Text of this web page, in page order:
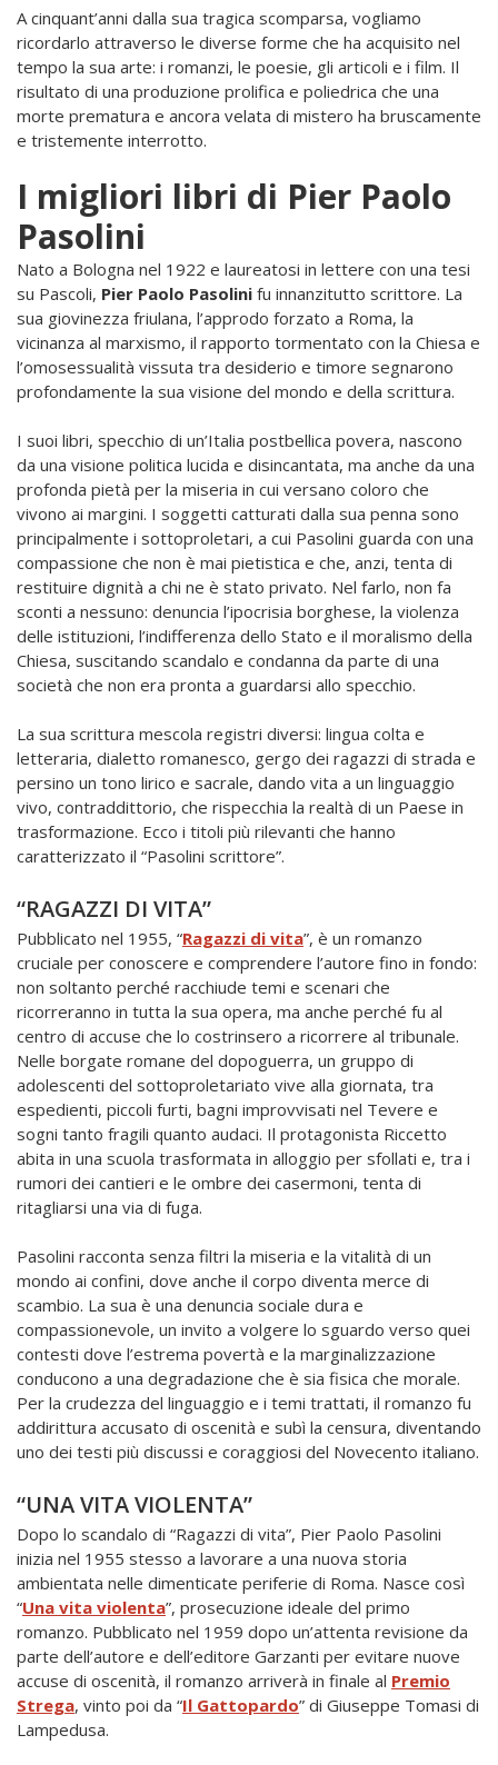
A cinquant’anni dalla sua tragica scomparsa, vogliamo
ricordarlo attraverso le diverse forme che ha acquisito nel
tempo la sua arte: i romanzi, le poesie, gli articoli e i film. Il
risultato di una produzione prolifica e poliedrica che una
morte prematura e ancora velata di mistero ha bruscamente
e tristemente interrotto.
I migliori libri di Pier Paolo
Pasolini
Nato a Bologna nel 1922 e laureatosi in lettere con una tesi
su Pascoli, Pier Paolo Pasolini fu innanzitutto scrittore. La
sua giovinezza friulana, l’approdo forzato a Roma, la
vicinanza al marxismo, il rapporto tormentato con la Chiesa e
l’omosessualità vissuta tra desiderio e timore segnarono
profondamente la sua visione del mondo e della scrittura.
I suoi libri, specchio di un’Italia postbellica povera, nascono
da una visione politica lucida e disincantata, ma anche da una
profonda pietà per la miseria in cui versano coloro che
vivono ai margini. I soggetti catturati dalla sua penna sono
principalmente i sottoproletari, a cui Pasolini guarda con una
compassione che non è mai pietistica e che, anzi, tenta di
restituire dignità a chi ne è stato privato. Nel farlo, non fa
sconti a nessuno: denuncia l’ipocrisia borghese, la violenza
delle istituzioni, l’indifferenza dello Stato e il moralismo della
Chiesa, suscitando scandalo e condanna da parte di una
società che non era pronta a guardarsi allo specchio.
La sua scrittura mescola registri diversi: lingua colta e
letteraria, dialetto romanesco, gergo dei ragazzi di strada e
persino un tono lirico e sacrale, dando vita a un linguaggio
vivo, contraddittorio, che rispecchia la realtà di un Paese in
trasformazione. Ecco i titoli più rilevanti che hanno
caratterizzato il “Pasolini scrittore”.
“RAGAZZI DI VITA”
Pubblicato nel 1955, “Ragazzi di vita”, è un romanzo
cruciale per conoscere e comprendere l’autore fino in fondo:
non soltanto perché racchiude temi e scenari che
ricorreranno in tutta la sua opera, ma anche perché fu al
centro di accuse che lo costrinsero a ricorrere al tribunale.
Nelle borgate romane del dopoguerra, un gruppo di
adolescenti del sottoproletariato vive alla giornata, tra
espedienti, piccoli furti, bagni improvvisati nel Tevere e
sogni tanto fragili quanto audaci. Il protagonista Riccetto
abita in una scuola trasformata in alloggio per sfollati e, tra i
rumori dei cantieri e le ombre dei casermoni, tenta di
ritagliarsi una via di fuga.
Pasolini racconta senza filtri la miseria e la vitalità di un
mondo ai confini, dove anche il corpo diventa merce di
scambio. La sua è una denuncia sociale dura e
compassionevole, un invito a volgere lo sguardo verso quei
contesti dove l’estrema povertà e la marginalizzazione
conducono a una degradazione che è sia fisica che morale.
Per la crudezza del linguaggio e i temi trattati, il romanzo fu
addirittura accusato di oscenità e subì la censura, diventando
uno dei testi più discussi e coraggiosi del Novecento italiano.
“UNA VITA VIOLENTA”
Dopo lo scandalo di “Ragazzi di vita”, Pier Paolo Pasolini
inizia nel 1955 stesso a lavorare a una nuova storia
ambientata nelle dimenticate periferie di Roma. Nasce così
“Una vita violenta”, prosecuzione ideale del primo
romanzo. Pubblicato nel 1959 dopo un’attenta revisione da
parte dell’autore e dell’editore Garzanti per evitare nuove
accuse di oscenità, il romanzo arriverà in finale al Premio
Strega, vinto poi da “Il Gattopardo” di Giuseppe Tomasi di
Lampedusa.